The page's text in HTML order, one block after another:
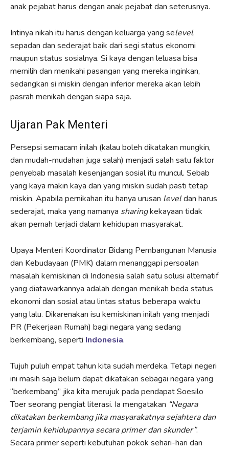
anak pejabat harus dengan anak pejabat dan seterusnya.
Intinya nikah itu harus dengan keluarga yang selevel,
sepadan dan sederajat baik dari segi status ekonomi
maupun status sosialnya. Si kaya dengan leluasa bisa
memilih dan menikahi pasangan yang mereka inginkan,
sedangkan si miskin dengan inferior mereka akan lebih
pasrah menikah dengan siapa saja.
Ujaran Pak Menteri
Persepsi semacam inilah (kalau boleh dikatakan mungkin,
dan mudah-mudahan juga salah) menjadi salah satu faktor
penyebab masalah kesenjangan sosial itu muncul. Sebab
yang kaya makin kaya dan yang miskin sudah pasti tetap
miskin. Apabila pernikahan itu hanya urusan leveldan harus
sederajat, maka yang namanya sharingkekayaan tidak
akan pernah terjadi dalam kehidupan masyarakat.
Upaya Menteri Koordinator Bidang Pembangunan Manusia
dan Kebudayaan (PMK) dalam menanggapi persoalan
masalah kemiskinan di Indonesia salah satu solusi alternatif
yang diatawarkannya adalah dengan menikah beda status
ekonomi dan sosial atau lintas status beberapa waktu
yang lalu. Dikarenakan isu kemiskinan inilah yang menjadi
PR (Pekerjaan Rumah) bagi negara yang sedang
berkembang, seperti Indonesia.
Tujuh puluh empat tahun kita sudah merdeka. Tetapi negeri
ini masih saja belum dapat dikatakan sebagai negara yang
“berkembang” jika kita merujuk pada pendapat Soesilo
Toer seorang pengiat literasi. Ia mengatakan “Negara
dikatakan berkembang jika masyarakatnya sejahtera dan
terjamin kehidupannya secara primer dan skunder”.
Secara primer seperti kebutuhan pokok sehari-hari dan